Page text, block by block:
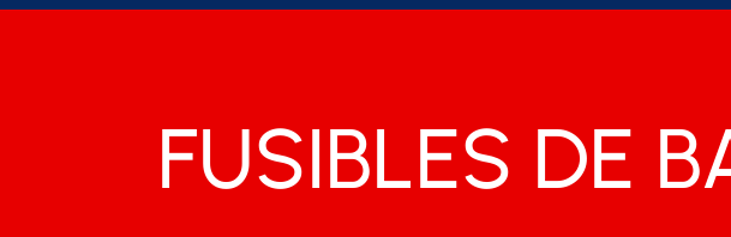
FUSIBLES DE